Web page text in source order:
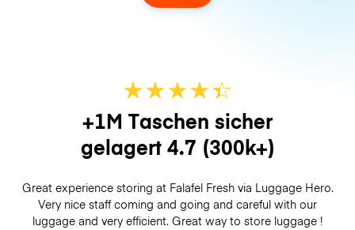
★★★★☆
★
+1M Taschen sicher
gelagert 4.7 (300k+)
Great experience storing at Falafel Fresh via Luggage Hero.
Very nice staff coming and going and careful with our
luggage and very efficient. Great way to store luggage !